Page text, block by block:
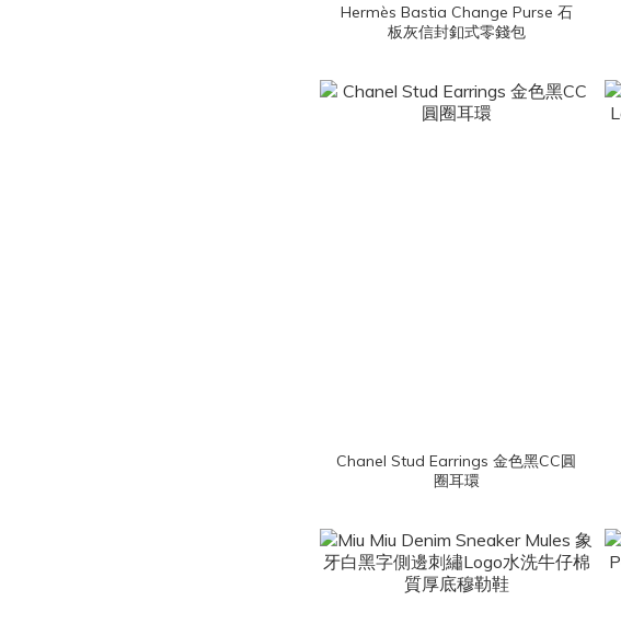
Hermès Bastia Change Purse 石
板灰信封釦式零錢包
Chanel Stud Earrings 金色黑CC圓
圈耳環